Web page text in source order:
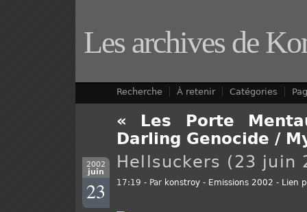
Les archives de
Recherche À retenir Catégories
« Les Porte
Darling Genocide /
2002
juin
23
Hellsuckers (23 juin
17:19 - Par konstroy - Emissions 2002 - Lien